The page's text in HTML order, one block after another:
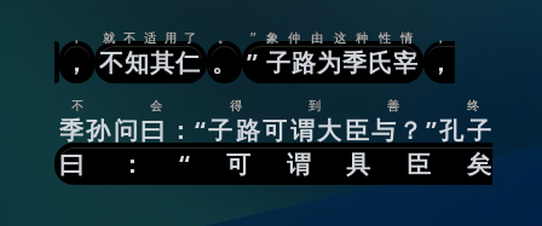
，
，
不知其仁
就不适用了
。
。
” 子路为季氏宰
”象仲由这种性情
，
，
季孙问曰：“子路可谓大臣与？”孔子
曰：“可谓具臣矣
不会得到善终